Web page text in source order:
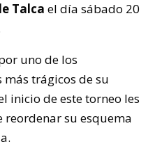
Talca el día sábado 20
uno de los
trágicos de su
inicio de este torneo les
su esquema